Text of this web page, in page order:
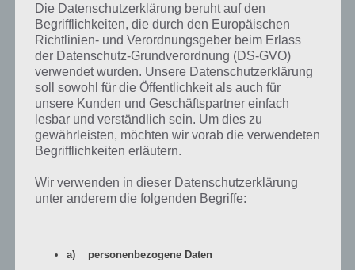
Beim mobilen Internet kann man ebenfalls Batterie sparen, indem
man 3G deaktiviert, wenn man eh auf einem Dorf wohnt, wo dies
nicht unterstützt wird. Oder das mobile Internet ganz deaktivieren,
wenn man es eh nicht braucht.
Akkuverbrauch senken #3: Inaktive Apps
beenden
ist, dass Apps Standby bleiben, wenn man bspw. auf den Bildschirm
zurückkehrt. Diese werden also nicht ganz beendet, sodass man an
Die Datenschutzerklärung beruht auf den
Begrifflichkeiten, die durch den Europäischen
Richtlinien- und Verordnungsgeber beim Erlass
der Datenschutz-Grundverordnung (DS-GVO)
verwendet wurden. Unsere Datenschutzerklärung
soll sowohl für die Öffentlichkeit als auch für
unsere Kunden und Geschäftspartner einfach
lesbar und verständlich sein. Um dies zu
gewährleisten, möchten wir vorab die verwendeten
Begrifflichkeiten erläutern.
Wir verwenden in dieser Datenschutzerklärung
unter anderem die folgenden Begriffe:
a) personenbezogene Daten